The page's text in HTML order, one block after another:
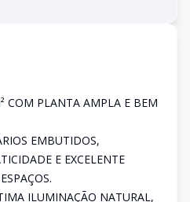
COM PLANTA AMPLA E BEM
EMBUTIDOS,
E EXCELENTE
ILUMINAÇÃO NATURAL,